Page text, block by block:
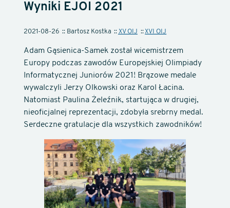
Wyniki EJOI 2021
2021-08-26 Bartosz Kostka XV OIJ XVI OIJ
Adam Gąsienica-Samek został wicemistrzem
Europy podczas zawodów Europejskiej Olimpiady
Informatycznej Juniorów 2021! Brązowe medale
wywalczyli Jerzy Olkowski oraz Karol Łacina.
Natomiast Paulina Żeleźnik, startująca w drugiej,
nieoficjalnej reprezentacji, zdobyła srebrny medal.
Serdeczne gratulacje dla wszystkich zawodników!